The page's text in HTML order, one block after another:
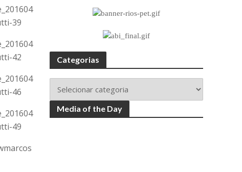
Categorias
Media of the Day